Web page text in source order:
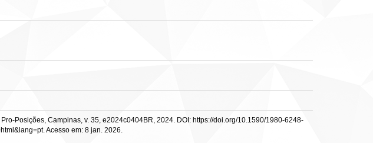
Posições, Campinas, v. 35, e2024c0404BR, 2024. DOI: https://doi.org/10.1590/1980-6248-
Acesso em: 8 jan. 2026.